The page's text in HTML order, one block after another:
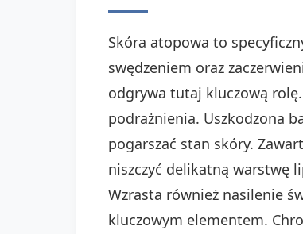
Skóra atopowa to
swędzeniem oraz
odgrywa tutaj kluczową
podrażnienia. Uszkodzona
pogarszać stan skóry.
niszczyć delikatną warstwę
Wzrasta również nasilenie
kluczowym elementem.